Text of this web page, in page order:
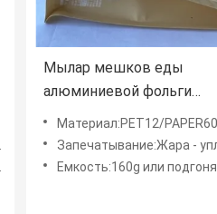
Мылар мешков еды
алюминиевой фольги
Биодеградабле
стоит вверх сумки еды
Материал:PET12/
Запечатывание:Жара -
Емкость:160g или